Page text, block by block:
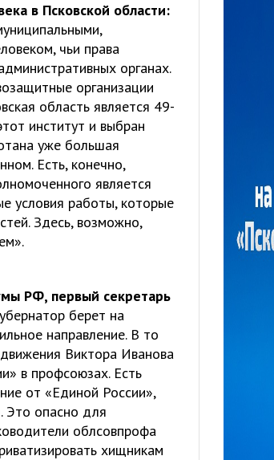
в Псковской области:
чьи права
органах.
организации
область является 49-
институт и выбран
уже большая
Есть, конечно,
является
условия работы, которые
Здесь, возможно,
РФ, первый секретарь
берет на
направление. В то
Виктора Иванова
в профсоюзах. Есть
от «Единой России»,
Это опасно для
облсовпрофа
хищникам